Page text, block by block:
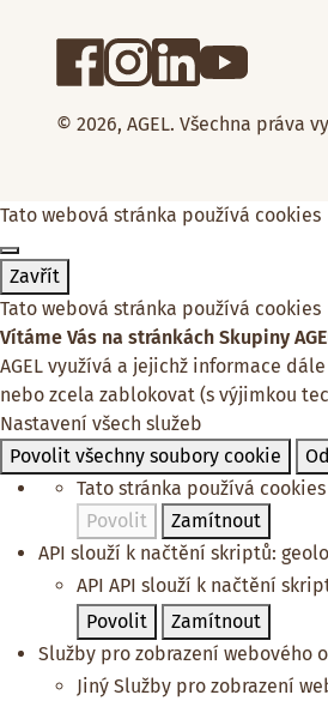
© 2026, AGEL. Všechna práva
Tato webová stránka používá cookies
Zavřít
Tato webová stránka používá cookies
Vítáme Vás na stránkách Skupiny
AGEL využívá a jejichž informace
nebo zcela zablokovat (s výjimkou
Nastavení všech služeb
Povolit všechny soubory cookie
Tato stránka používá
Povolit
Zamítnout
API slouží k načtění skriptů:
API API slouží k načtění
Povolit
Zamítnout
Služby pro zobrazení webového
Jiný Služby pro zobrazení